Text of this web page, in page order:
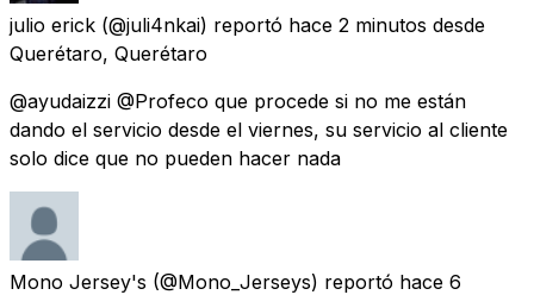
julio erick (@juli4nkai) reportó hace 2 minutos desde
Querétaro, Querétaro
@ayudaizzi @Profeco que procede si no me están
dando el servicio desde el viernes, su servicio al cliente
solo dice que no pueden hacer nada
Mono Jersey's (@Mono_Jerseys) reportó hace 6